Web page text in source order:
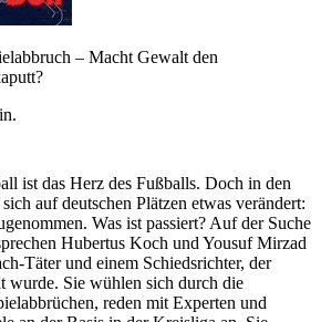
– Macht Gewalt den
ist das Herz des Fußballs. Doch in den
auf deutschen Plätzen etwas verändert:
Was ist passiert? Auf der Suche
Hubertus Koch und Yousuf Mirzad
Täter und einem Schiedsrichter, der
wurde. Sie wühlen sich durch die
reden mit Experten und